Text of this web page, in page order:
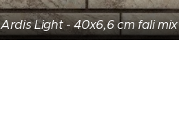
Ardis Light - 40x6,6 cm fali mix